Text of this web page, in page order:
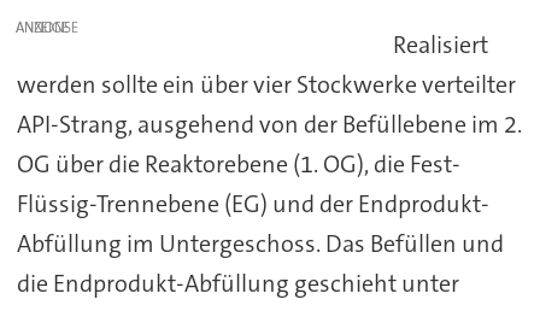
ANZEIGE
Realisiert
werden sollte ein über vier Stockwerke verteilter
API-Strang, ausgehend von der Befüllebene im 2.
OG über die Reaktorebene (1. OG), die Fest-
Flüssig-Trennebene (EG) und der Endprodukt-
Abfüllung im Untergeschoss. Das Befüllen und
die Endprodukt-Abfüllung geschieht unter